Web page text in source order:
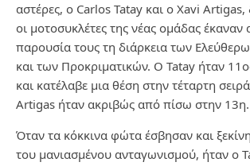
αστέρες, ο Carlos Tatay και ο Xavi Artigas,
οι μοτοσυκλέτες της νέας ομάδας έκαναν
παρουσία τους τη διάρκεια των
και των Προκριματικών. Ο Tatay ήταν
και κατέλαβε μια θέση στην τέταρτη
Artigas ήταν ακριβώς από πίσω στην 13η.
Όταν τα κόκκινα φώτα έσβησαν και
του μανιασμένου ανταγωνισμού, ήταν ο